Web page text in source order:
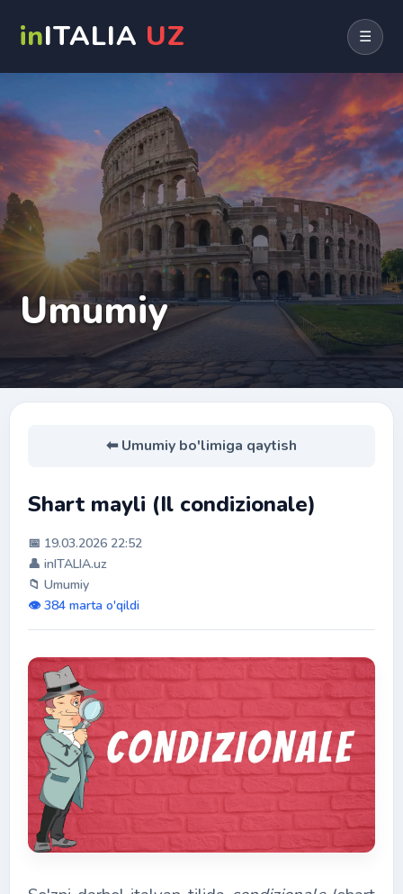
inITALIA UZ ☰
Umumiy
⬅ Umumiy bo'limiga qaytish
Shart mayli (Il condizionale)
📅 19.03.2026 22:52
👤 inITALIA.uz
📁 Umumiy
👁️ 384 marta o'qildi